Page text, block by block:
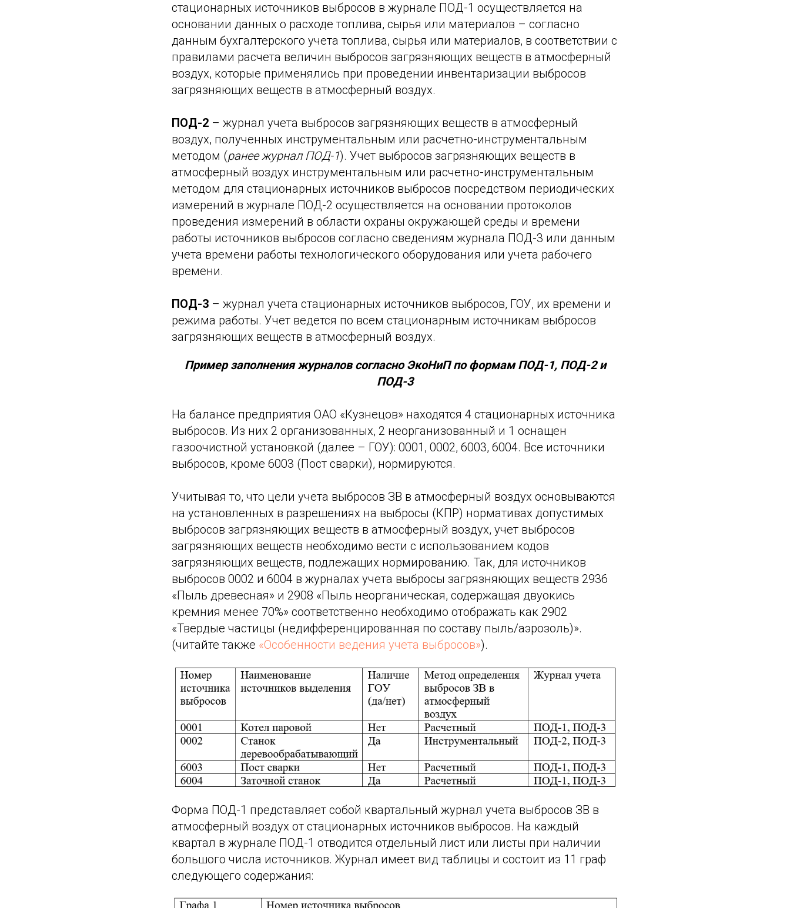
стационарных источников выбросов в журнале ПОД-1 осуществляется на
основании данных о расходе топлива, сырья или материалов – согласно
данным бухгалтерского учета топлива, сырья или материалов, в соответствии с
правилами расчета величин выбросов загрязняющих веществ в атмосферный
воздух, которые применялись при проведении инвентаризации выбросов
загрязняющих веществ в атмосферный воздух.
ПОД-2 – журнал учета выбросов загрязняющих веществ в атмосферный
воздух, полученных инструментальным или расчетно-инструментальным
методом (ранее журнал ПОД-1). Учет выбросов загрязняющих веществ в
атмосферный воздух инструментальным или расчетно-инструментальным
методом для стационарных источников выбросов посредством периодических
измерений в журнале ПОД-2 осуществляется на основании протоколов
проведения измерений в области охраны окружающей среды и времени
работы источников выбросов согласно сведениям журнала ПОД-3 или данным
учета времени работы технологического оборудования или учета рабочего
времени.
ПОД-3 – журнал учета стационарных источников выбросов, ГОУ, их времени и
режима работы. Учет ведется по всем стационарным источникам выбросов
загрязняющих веществ в атмосферный воздух.
Пример заполнения журналов согласно ЭкоНиП по формам ПОД-1, ПОД-2 и
ПОД-3
На балансе предприятия ОАО «Кузнецов» находятся 4 стационарных источника
выбросов. Из них 2 организованных, 2 неорганизованный и 1 оснащен
газоочистной установкой (далее – ГОУ): 0001, 0002, 6003, 6004. Все источники
выбросов, кроме 6003 (Пост сварки), нормируются.
Учитывая то, что цели учета выбросов ЗВ в атмосферный воздух основываются
на установленных в разрешениях на выбросы (КПР) нормативах допустимых
выбросов загрязняющих веществ в атмосферный воздух, учет выбросов
загрязняющих веществ необходимо вести с использованием кодов
загрязняющих веществ, подлежащих нормированию. Так, для источников
выбросов 0002 и 6004 в журналах учета выбросы загрязняющих веществ 2936
«Пыль древесная» и 2908 «Пыль неорганическая, содержащая двуокись
кремния менее 70%» соответственно необходимо отображать как 2902
«Твердые частицы (недифференцированная по составу пыль/аэрозоль)».
(читайте также «Особенности ведения учета выбросов»).
Форма ПОД-1 представляет собой квартальный журнал учета выбросов ЗВ в
атмосферный воздух от стационарных источников выбросов. На каждый
квартал в журнале ПОД-1 отводится отдельный лист или листы при наличии
большого числа источников. Журнал имеет вид таблицы и состоит из 11 граф
следующего содержания: